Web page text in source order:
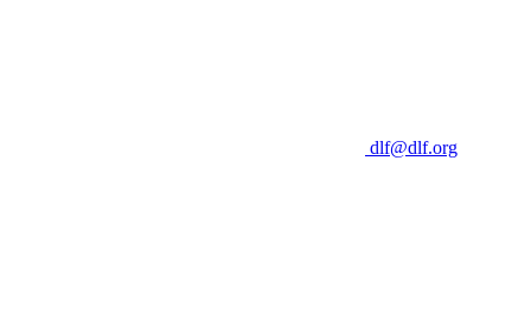
dlf@dlf.org